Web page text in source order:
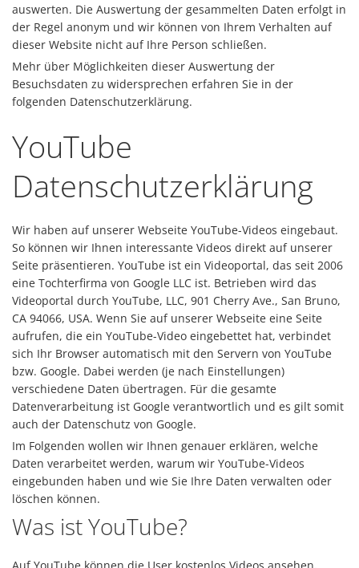
auswerten. Die Auswertung der gesammelten Daten erfolgt in
der Regel anonym und wir können von Ihrem Verhalten auf
dieser Website nicht auf Ihre Person schließen.
Mehr über Möglichkeiten dieser Auswertung der
Besuchsdaten zu widersprechen erfahren Sie in der
folgenden Datenschutzerklärung.
YouTube
Datenschutzerklärung
Wir haben auf unserer Webseite YouTube-Videos eingebaut.
So können wir Ihnen interessante Videos direkt auf unserer
Seite präsentieren. YouTube ist ein Videoportal, das seit 2006
eine Tochterfirma von Google LLC ist. Betrieben wird das
Videoportal durch YouTube, LLC, 901 Cherry Ave., San Bruno,
CA 94066, USA. Wenn Sie auf unserer Webseite eine Seite
aufrufen, die ein YouTube-Video eingebettet hat, verbindet
sich Ihr Browser automatisch mit den Servern von YouTube
bzw. Google. Dabei werden (je nach Einstellungen)
verschiedene Daten übertragen. Für die gesamte
Datenverarbeitung ist Google verantwortlich und es gilt somit
auch der Datenschutz von Google.
Im Folgenden wollen wir Ihnen genauer erklären, welche
Daten verarbeitet werden, warum wir YouTube-Videos
eingebunden haben und wie Sie Ihre Daten verwalten oder
löschen können.
Was ist YouTube?